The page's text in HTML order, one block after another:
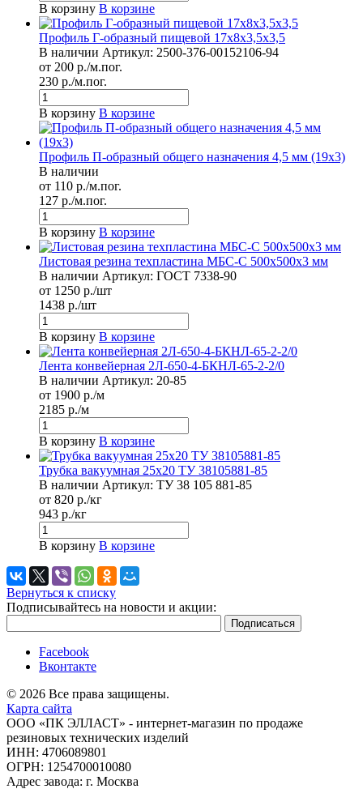
В корзину В корзине
Профиль Г-образный пищевой 17х8х3,5х3,5
В наличии Артикул: 2500-376-00152106-94
от 200 р./м.пог.
230 р./м.пог.
В корзину В корзине
Профиль П-образный общего назначения 4,5 мм (19х3)
В наличии
от 110 р./м.пог.
127 р./м.пог.
В корзину В корзине
Листовая резина техпластина МБС-С 500x500х3 мм
В наличии Артикул: ГОСТ 7338-90
от 1250 р./шт
1438 р./шт
В корзину В корзине
Лента конвейерная 2Л-650-4-БКНЛ-65-2-2/0
В наличии Артикул: 20-85
от 1900 р./м
2185 р./м
В корзину В корзине
Трубка вакуумная 25х20 ТУ 38105881-85
В наличии Артикул: ТУ 38 105 881-85
от 820 р./кг
943 р./кг
В корзину В корзине
Вернуться к списку
Подписывайтесь на новости и акции:
Facebook
Вконтакте
© 2026 Все права защищены.
Карта сайта
ООО «ПК ЭЛЛАСТ» - интернет-магазин по продаже
резиновых технических изделий
ИНН: 4706089801
ОГРН: 1254700010080
Адрес завода: г. Москва